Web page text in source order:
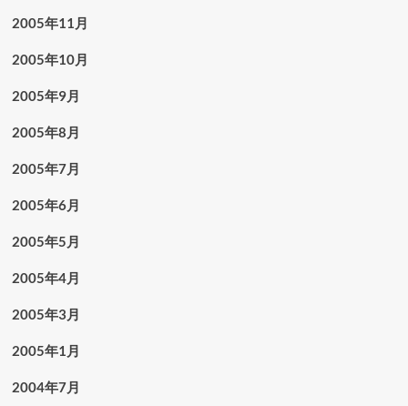
2005年11月
2005年10月
2005年9月
2005年8月
2005年7月
2005年6月
2005年5月
2005年4月
2005年3月
2005年1月
2004年7月